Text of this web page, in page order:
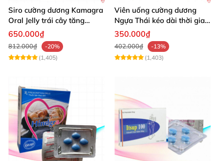
Siro cường dương Kamagra
Oral Jelly trái cây tăng
cường sinh lý nam
650.000₫
812.000₫
-20%
(1,405)
Viên uống cường dương
Ngựa Thái kéo dài thời gian
quan hệ
350.000₫
402.000₫
-13%
(1,403)